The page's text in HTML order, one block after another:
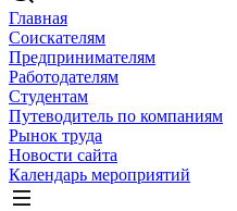
Главная
Соискателям
Предпринимателям
Работодателям
Студентам
Путеводитель по компаниям
Рынок труда
Новости сайта
Календарь мероприятий